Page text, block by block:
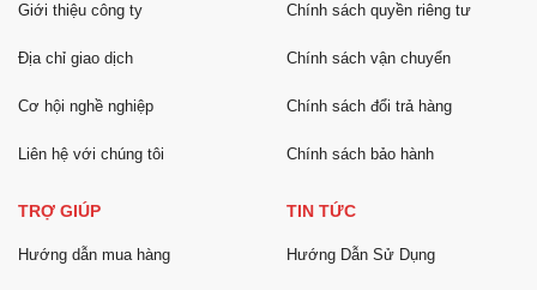
Giới thiệu công ty
Địa chỉ giao dịch
Cơ hội nghề nghiệp
Liên hệ với chúng tôi
Chính sách quyền riêng tư
Chính sách vận chuyển
Chính sách đổi trả hàng
Chính sách bảo hành
TRỢ GIÚP
Hướng dẫn mua hàng
TIN TỨC
Hướng Dẫn Sử Dụng